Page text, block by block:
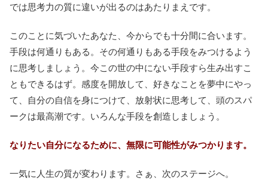
では思考力の質に違いが出るのはあたりまえです。
このことに気づいたあなた、今からでも十分間に合います。
手段は何通りもある。その何通りもある手段をみつけるよう
に思考しましょう。今この世の中にない手段すら生み出すこ
ともできるはず。感度を開放して、好きなことを夢中にやっ
て、自分の自信を身につけて、放射状に思考して、頭のスパ
ークは最高潮です。いろんな手段を創造しましょう。
なりたい自分になるために、無限に可能性がみつかります。
一気に人生の質が変わります。さぁ、次のステージへ。